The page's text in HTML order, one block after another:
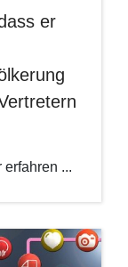
er
erfahren ...